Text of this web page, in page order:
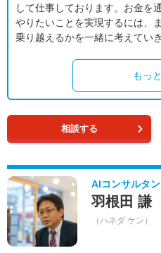
して仕事しております。お金を
やりたいことを実現するには、
乗り越えるかを一緒に考えてい
もっ
相談する
AIコンサルタ
羽根田 謙
（ハネダ ケン）